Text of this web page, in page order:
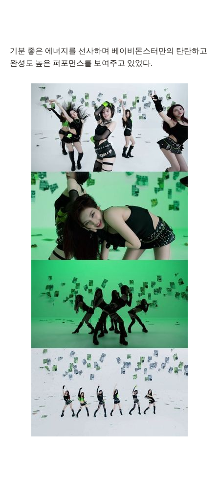
기분 좋은 에너지를 선사하며 베이비몬스터만의 탄탄하고
완성도 높은 퍼포먼스를 보여주고 있었다.